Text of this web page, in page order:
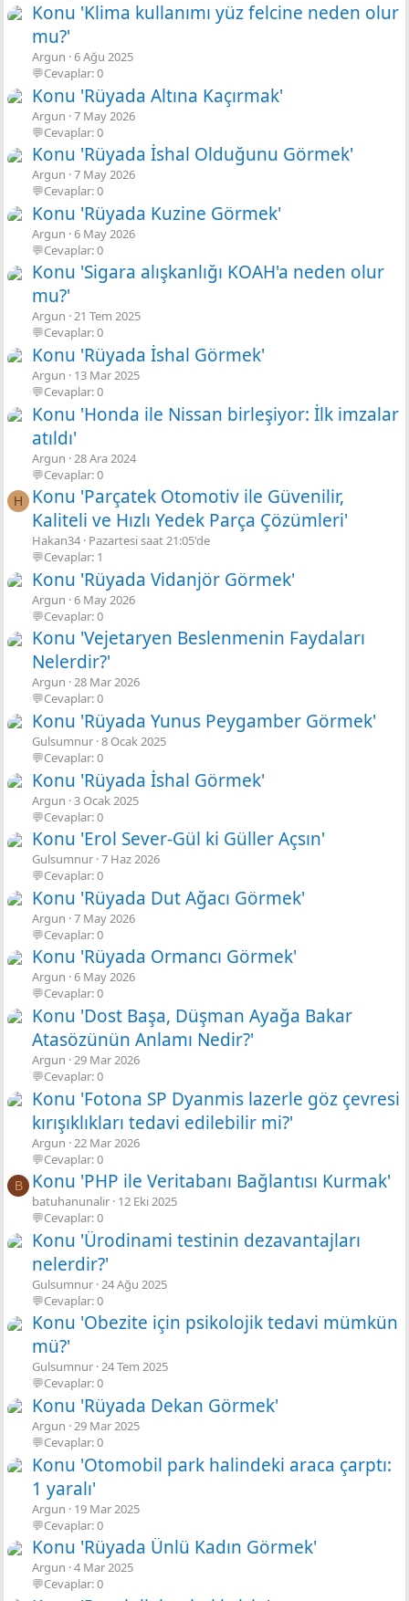
Konu 'Klima kullanımı yüz felcine neden olur
mu?'
Argun 6 Ağu 2025
💬Cevaplar: 0
Konu 'Rüyada Altına Kaçırmak'
Argun 7 May 2026
💬Cevaplar: 0
Konu 'Rüyada İshal Olduğunu Görmek'
Argun 7 May 2026
💬Cevaplar: 0
Konu 'Rüyada Kuzine Görmek'
Argun 6 May 2026
💬Cevaplar: 0
Konu 'Sigara alışkanlığı KOAH'a neden olur
mu?'
Argun 21 Tem 2025
💬Cevaplar: 0
Konu 'Rüyada İshal Görmek'
Argun
13 Mar 2025
💬Cevaplar: 0
Konu 'Honda ile Nissan birleşiyor: İlk imzalar
atıldı'
Argun
28 Ara 2024
💬Cevaplar: 0
H
Konu 'Parçatek Otomotiv ile Güvenilir,
Kaliteli ve Hızlı Yedek Parça Çözümleri'
Hakan34 Pazartesi saat 21:05'de
💬Cevaplar: 1
Konu 'Rüyada Vidanjör Görmek'
Argun 6 May 2026
💬Cevaplar: 0
Konu 'Vejetaryen Beslenmenin Faydaları
Nelerdir?'
Argun 28 Mar 2026
💬Cevaplar: 0
Konu 'Rüyada Yunus Peygamber Görmek'
Gulsumnur 8 Ocak 2025
💬Cevaplar: 0
Konu 'Rüyada İshal Görmek'
Argun
3 Ocak 2025
💬Cevaplar: 0
Konu 'Erol Sever-Gül ki Güller Açsın'
Gulsumnur 7 Haz 2026
💬Cevaplar: 0
Konu 'Rüyada Dut Ağacı Görmek'
Argun 7 May 2026
💬Cevaplar: 0
Konu 'Rüyada Ormancı Görmek'
Argun 6 May 2026
💬Cevaplar: 0
Konu 'Dost Başa, Düşman Ayağa Bakar
Atasözünün Anlamı Nedir?'
Argun 29 Mar 2026
💬Cevaplar: 0
Konu 'Fotona SP Dyanmis lazerle göz çevresi
kırışıklıkları tedavi edilebilir mi?'
Argun
22 Mar 2026
💬Cevaplar: 0
B Konu 'PHP ile Veritabanı Bağlantısı Kurmak'
batuhanunalir 12 Eki 2025
💬Cevaplar: 0
Konu 'Ürodinami testinin dezavantajları
nelerdir?'
Gulsumnur 24 Ağu 2025
💬Cevaplar: 0
Konu 'Obezite için psikolojik tedavi mümkün
mü?'
Gulsumnur 24 Tem 2025
💬Cevaplar: 0
Konu 'Rüyada Dekan Görmek'
Argun 29 Mar 2025
💬Cevaplar: 0
Konu 'Otomobil park halindeki araca çarptı:
1 yaralı'
Argun
19 Mar 2025
💬Cevaplar: 0
Konu 'Rüyada Ünlü Kadın Görmek'
Argun 4 Mar 2025
💬Cevaplar: 0